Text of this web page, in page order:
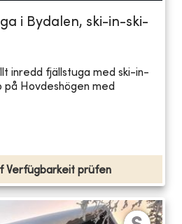
i Bydalen, ski-in-ski-
inredd fjällstuga med ski-in-
Hovdeshögen med
Verfügbarkeit prüfen